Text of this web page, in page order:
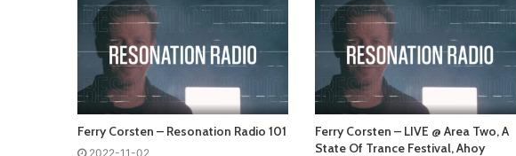
Ferry Corsten – Resonation Radio 101
2022-11-02
Ferry Corsten – LIVE @ Area Two, A
State Of Trance Festival, Ahoy